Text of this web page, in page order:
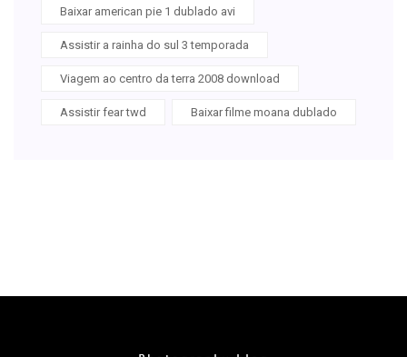
Baixar american pie 1 dublado avi
Assistir a rainha do sul 3 temporada
Viagem ao centro da terra 2008 download
Assistir fear twd Baixar filme moana dublado